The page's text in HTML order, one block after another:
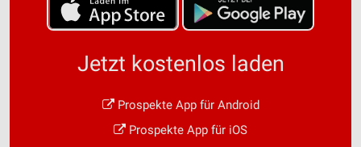
Jetzt kostenlos laden
Prospekte App für Android
Prospekte App für iOS